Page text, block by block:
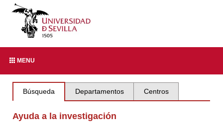
MENU
Búsqueda Departamentos Centros
Ayuda a la investigación